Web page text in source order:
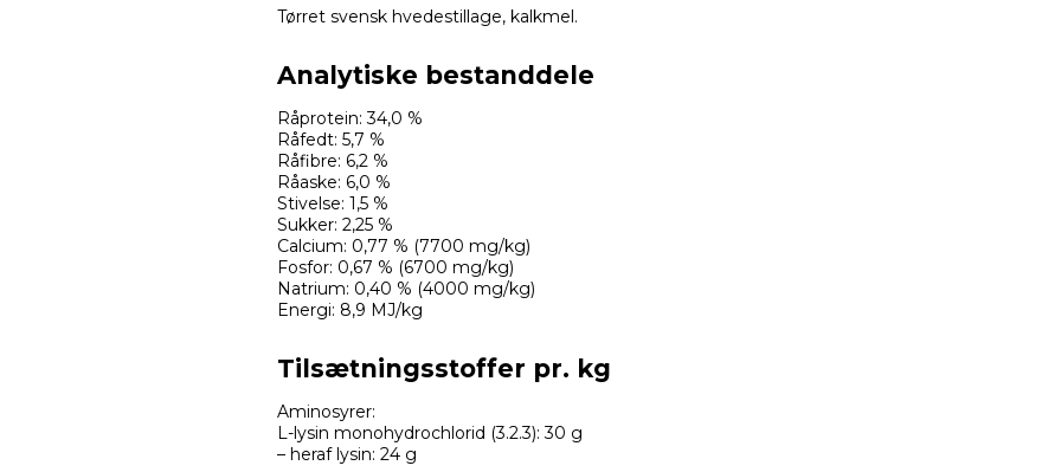
Tørret svensk hvedestillage, kalkmel.
Analytiske bestanddele
Råprotein: 34,0 %
Råfedt: 5,7 %
Råfibre: 6,2 %
Råaske: 6,0 %
Stivelse: 1,5 %
Sukker: 2,25 %
Calcium: 0,77 % (7700 mg/kg)
Fosfor: 0,67 % (6700 mg/kg)
Natrium: 0,40 % (4000 mg/kg)
Energi: 8,9 MJ/kg
Tilsætningsstoffer pr. kg
Aminosyrer:
L-lysin monohydrochlorid (3.2.3): 30 g
– heraf lysin: 24 g